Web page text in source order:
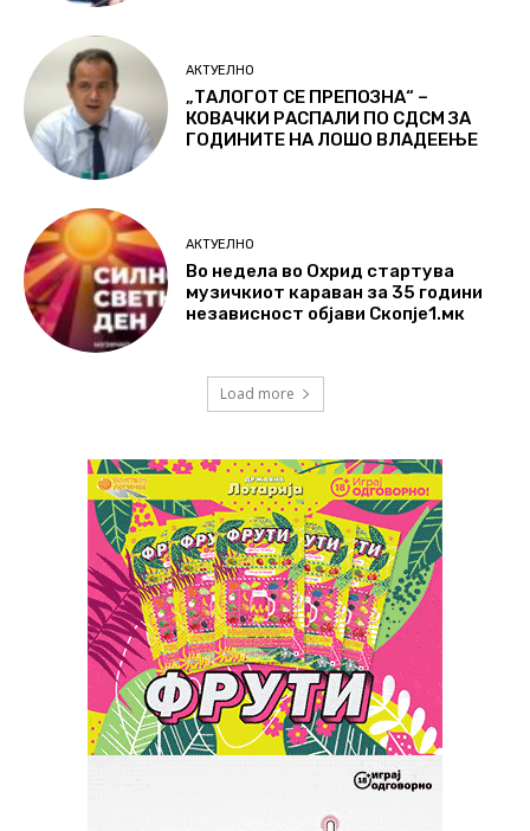
АКТУЕЛНО
„ТАЛОГОТ СЕ ПРЕПОЗНА“ –
КОВАЧКИ РАСПАЛИ ПО СДСМ ЗА
ГОДИНИТЕ НА ЛОШО ВЛАДЕЕЊЕ
АКТУЕЛНО
Во недела во Охрид стартува
музичкиот караван за 35 години
независност објави Скопје1.мк
Load more